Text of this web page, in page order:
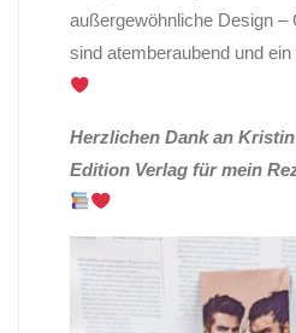
außergewöhnliche Design –
sind atemberaubend und
Herzlichen Dank an
Edition Verlag für mein